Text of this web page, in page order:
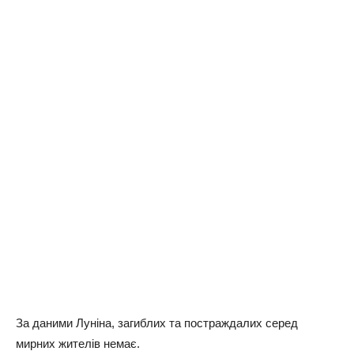
За даними Луніна, загиблих та постраждалих серед
мирних жителів немає.